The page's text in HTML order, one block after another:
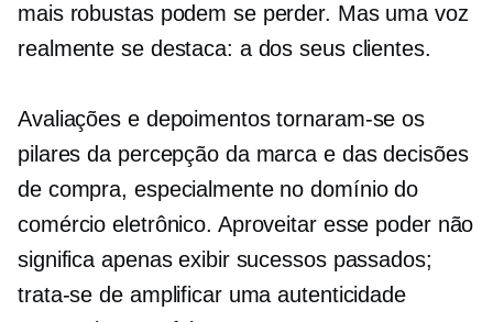
mais robustas podem se perder. Mas uma voz
realmente se destaca: a dos seus clientes.
Avaliações e depoimentos tornaram-se os
pilares da percepção da marca e das decisões
de compra, especialmente no domínio do
comércio eletrônico. Aproveitar esse poder não
significa apenas exibir sucessos passados;
trata-se de amplificar uma autenticidade